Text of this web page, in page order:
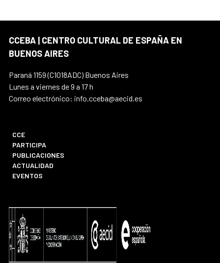
CCEBA | CENTRO CULTURAL DE ESPAÑA EN
BUENOS AIRES
Paraná 1159 (C1018ADC) Buenos Aires
Lunes a viernes de 9 a 17 h
Correo electrónico: info.cceba@aecid.es
CCE
PARTICIPA
PUBLICACIONES
ACTUALIDAD
EVENTOS